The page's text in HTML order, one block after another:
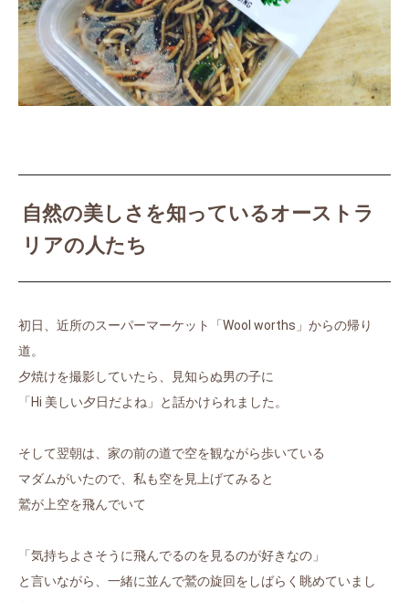
自然の美しさを知っているオーストラ
リアの人たち
初日、近所のスーパーマーケット「Wool worths」からの帰り
道。
夕焼けを撮影していたら、見知らぬ男の子に
「Hi 美しい夕日だよね」と話かけられました。
そして翌朝は、家の前の道で空を観ながら歩いている
マダムがいたので、私も空を見上げてみると
鷲が上空を飛んでいて
「気持ちよさそうに飛んでるのを見るのが好きなの」
と言いながら、一緒に並んで鷲の旋回をしばらく眺めていまし